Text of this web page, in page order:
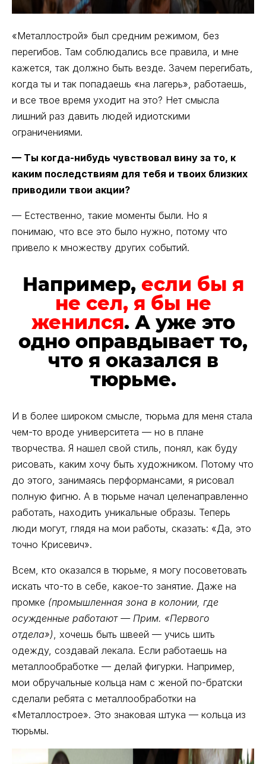
«Металлострой» был средним режимом, без
перегибов. Там соблюдались все правила, и мне
кажется, так должно быть везде. Зачем перегибать,
когда ты и так попадаешь «на лагерь», работаешь,
и все твое время уходит на это? Нет смысла
лишний раз давить людей идиотскими
ограничениями.
— Ты когда-нибудь чувствовал вину за то, к
каким последствиям для тебя и твоих близких
приводили твои акции?
— Естественно, такие моменты были. Но я
понимаю, что все это было нужно, потому что
привело к множеству других событий.
Например, если бы я
не сел, я бы не
женился. А уже это
одно оправдывает то,
что я оказался в
тюрьме.
И в более широком смысле, тюрьма для меня стала
чем-то вроде университета — но в плане
творчества. Я нашел свой стиль, понял, как буду
рисовать, каким хочу быть художником. Потому что
до этого, занимаясь перформансами, я рисовал
полную фигню. А в тюрьме начал целенаправленно
работать, находить уникальные образы. Теперь
люди могут, глядя на мои работы, сказать: «Да, это
точно Крисевич».
Всем, кто оказался в тюрьме, я могу посоветовать
искать что-то в себе, какое-то занятие. Даже на
промке (промышленная зона в колонии, где
осужденные работают — Прим. «Первого
отдела»), хочешь быть швеей — учись шить
одежду, создавай лекала. Если работаешь на
металлообработке — делай фигурки. Например,
мои обручальные кольца нам с женой по-братски
сделали ребята с металлообработки на
«Металлострое». Это знаковая штука — кольца из
тюрьмы.